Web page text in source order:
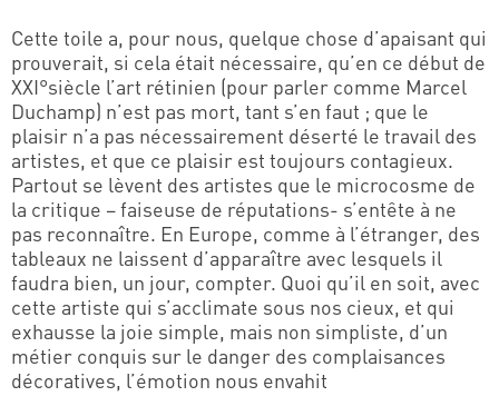
Cette toile a, pour nous, quelque chose d’apaisant qui
prouverait, si cela était nécessaire, qu’en ce début de
XXI°siècle l’art rétinien (pour parler comme Marcel
Duchamp) n’est pas mort, tant s’en faut ; que le
plaisir n’a pas nécessairement déserté le travail des
artistes, et que ce plaisir est toujours contagieux.
Partout se lèvent des artistes que le microcosme de
la critique – faiseuse de réputations- s’entête à ne
pas reconnaître. En Europe, comme à l’étranger, des
tableaux ne laissent d’apparaître avec lesquels il
faudra bien, un jour, compter. Quoi qu’il en soit, avec
cette artiste qui s’acclimate sous nos cieux, et qui
exhausse la joie simple, mais non simpliste, d’un
métier conquis sur le danger des complaisances
décoratives, l’émotion nous envahit